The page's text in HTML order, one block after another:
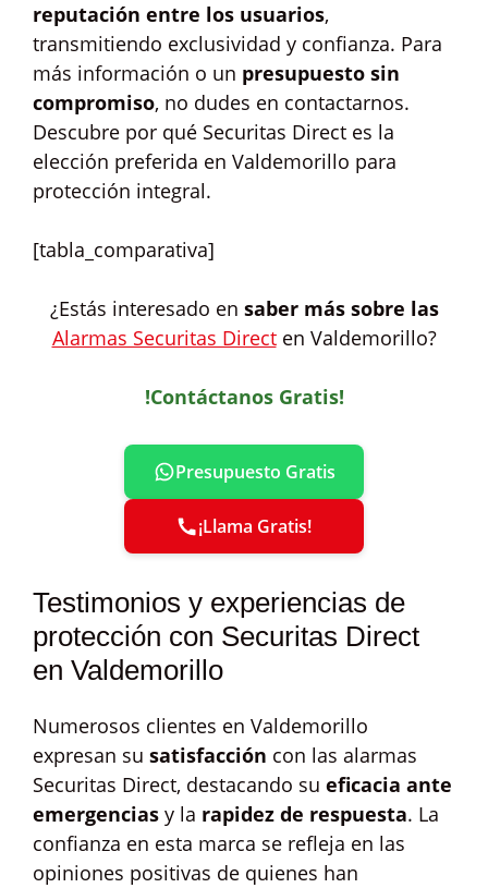
reputación entre los usuarios,
transmitiendo exclusividad y confianza. Para
más información o un presupuesto sin
compromiso, no dudes en contactarnos.
Descubre por qué Securitas Direct es la
elección preferida en Valdemorillo para
protección integral.
[tabla_comparativa]
¿Estás interesado en saber más sobre las
Alarmas Securitas Directen Valdemorillo?
!Contáctanos Gratis!
Presupuesto Gratis
¡Llama Gratis!
Testimonios y experiencias de
protección con Securitas Direct
en Valdemorillo
Numerosos clientes en Valdemorillo
expresan su satisfacción con las alarmas
Securitas Direct, destacando su eficacia ante
emergencias y la rapidez de respuesta. La
confianza en esta marca se refleja en las
opiniones positivas de quienes han